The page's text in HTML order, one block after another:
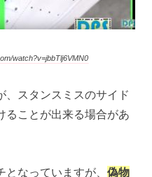
watch?v=jbbTlj6VMN0
、スタンスミスのサイド
ることが出来る場合があ
となっていますが、偽物